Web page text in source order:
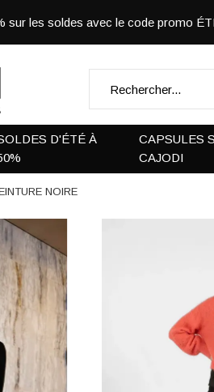
D'ÉTÉ À
CAPSULES
CAJODI
sur les soldes avec le code promo
NOIRE